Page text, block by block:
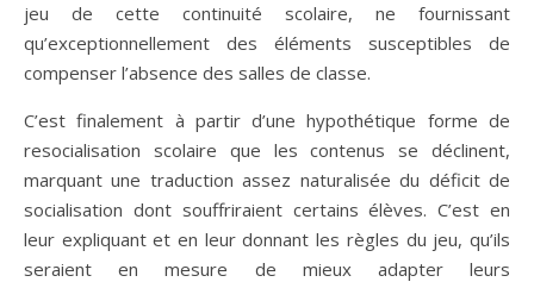
jeu de cette continuité scolaire, ne fournissant
qu’exceptionnellement des éléments susceptibles de
compenser l’absence des salles de classe.
C’est finalement à partir d’une hypothétique forme de
resocialisation scolaire que les contenus se déclinent,
marquant une traduction assez naturalisée du déficit de
socialisation dont souffriraient certains élèves. C’est en
leur expliquant et en leur donnant les règles du jeu, qu’ils
seraient en mesure de mieux adapter leurs